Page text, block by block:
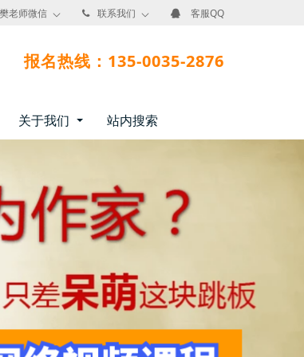
老师微信 联系我们 客服QQ
报名热线：135-0035-2876
关于我们 站内搜索